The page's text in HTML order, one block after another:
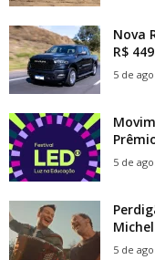
Nova
R$
5 de
5 de
5 de